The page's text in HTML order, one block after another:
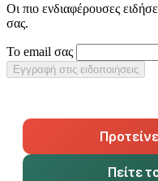
Οι πιο ενδιαφέρουσες
σας.
Το email σας
Εγγραφή στις ειδοποιήσεις
Πείτε